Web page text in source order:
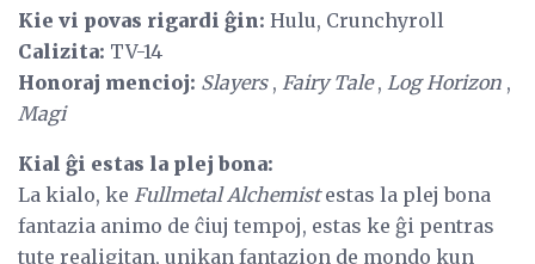
Kie vi povas rigardi ĝin: Hulu, Crunchyroll
Calizita: TV-14
Honoraj mencioj: Slayers, Fairy Tale, Log Horizon ,
Magi
Kial ĝi estas la plej bona:
La kialo, ke Fullmetal Alchemistestas la plej bona
fantazia animo de ĉiuj tempoj, estas ke ĝi pentras
tute realigitan, unikan fantazion de mondo kun